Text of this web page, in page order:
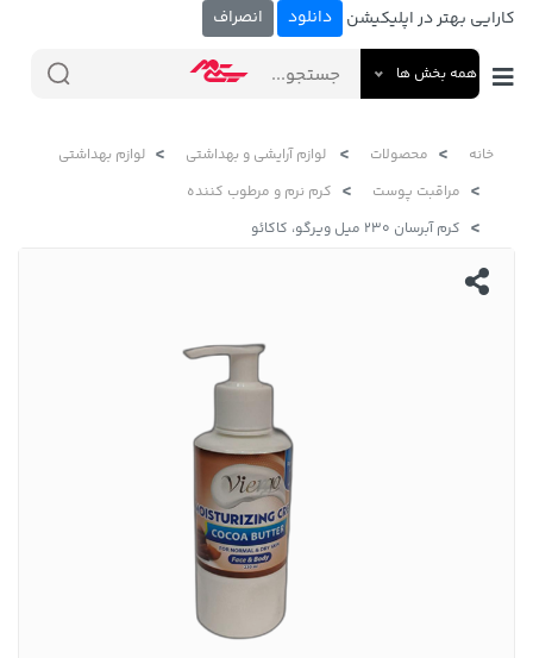
کارایی بهتر در اپلیکیشن دانلود انصراف
همه بخش ها
خانه محصولات لوازم آرایشی و بهداشتی
لوازم بهداشتی
مراقبت پوست
کرم نرم و مرطوب کننده
کرم آبرسان ۲۳۰ میل ویرگو، کاکائو